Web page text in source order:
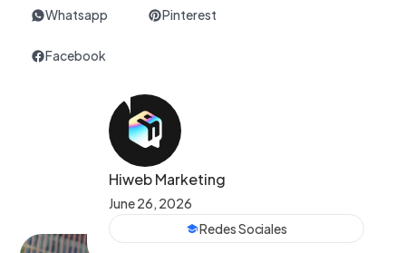
Whatsapp Pinterest
Facebook
Hiweb Marketing
June 26, 2026
Redes Sociales